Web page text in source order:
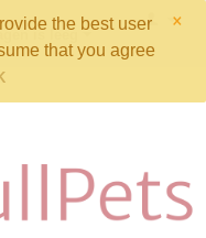
×
the best user
that you agree
is leeg